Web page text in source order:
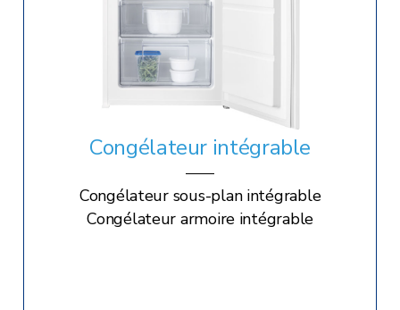
Congélateur intégrable
Congélateur sous-plan intégrable
Congélateur armoire intégrable